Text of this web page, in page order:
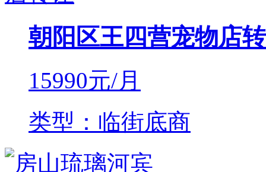
朝阳区王四营宠物店
15990元/月
类型：临街底商